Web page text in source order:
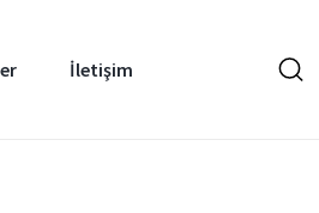
İletişim